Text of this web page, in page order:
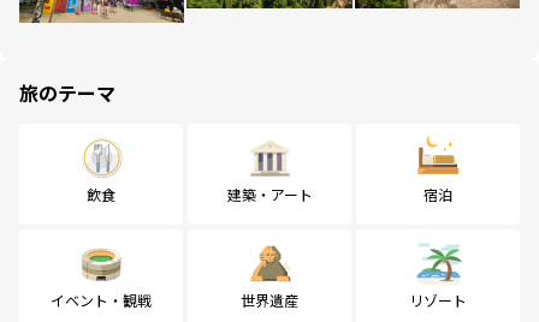
旅のテーマ
飲食 建築・アート 宿泊
イベント・観戦 世界遺産 リゾート